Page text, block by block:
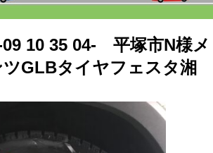
09 10 35 04- 平塚市N様メ
GLBタイヤフェスタ湘